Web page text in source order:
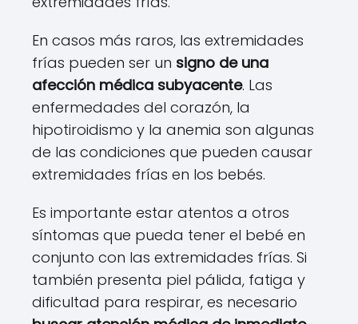
En casos más raros, las extremidades
frías pueden ser un signo de una
afección médica subyacente. Las
enfermedades del corazón, la
hipotiroidismo y la anemia son algunas
de las condiciones que pueden causar
extremidades frías en los bebés.
Es importante estar atentos a otros
síntomas que pueda tener el bebé en
conjunto con las extremidades frías. Si
también presenta piel pálida, fatiga y
dificultad para respirar, es necesario